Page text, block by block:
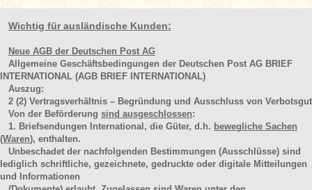
Wichtig für ausländische Kunden:
Neue AGB der Deutschen Post AG
Allgemeine Geschäftsbedingungen der Deutschen Post AG BRIEF
INTERNATIONAL (AGB BRIEF INTERNATIONAL)
Auszug:
2 (2) Vertragsverhältnis – Begründung und Ausschluss von Verbotsgut
Von der Beförderung sind ausgeschlossen:
1. Briefsendungen International, die Güter, d.h. bewegliche Sachen
(Waren), enthalten.
Unbeschadet der nachfolgenden Bestimmungen (Ausschlüsse) sind
lediglich schriftliche, gezeichnete, gedruckte oder digitale Mitteilungen
und Informationen